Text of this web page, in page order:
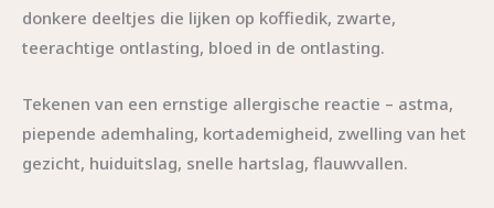
donkere deeltjes die lijken op koffiedik, zwarte,
teerachtige ontlasting, bloed in de ontlasting.
Tekenen van een ernstige allergische reactie – astma,
piepende ademhaling, kortademigheid, zwelling van het
gezicht, huiduitslag, snelle hartslag, flauwvallen.